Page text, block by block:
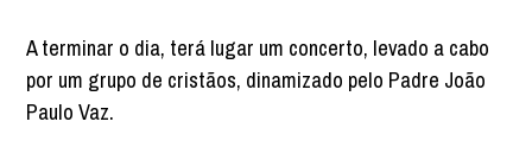
A terminar o dia, terá lugar um concerto, levado a cabo
por um grupo de cristãos, dinamizado pelo Padre João
Paulo Vaz.